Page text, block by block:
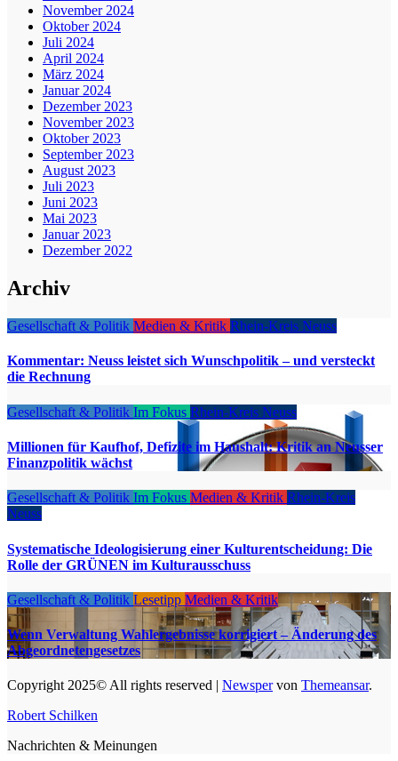
November 2024
Oktober 2024
Juli 2024
April 2024
März 2024
Januar 2024
Dezember 2023
November 2023
Oktober 2023
September 2023
August 2023
Juli 2023
Juni 2023
Mai 2023
Januar 2023
Dezember 2022
Archiv
Gesellschaft & Politik Medien & Kritik Rhein-Kreis Neuss
Kommentar: Neuss leistet sich Wunschpolitik – und versteckt
die Rechnung
Gesellschaft & Politik Im Fokus Rhein-Kreis Neuss
Millionen für Kaufhof, Defizite im Haushalt: Kritik an Neusser
Finanzpolitik wächst
Gesellschaft & Politik Im Fokus Medien & Kritik Rhein-Kreis
Neuss
Systematische Ideologisierung einer Kulturentscheidung: Die
Rolle der GRÜNEN im Kulturausschuss
Gesellschaft & Politik Lesetipp Medien & Kritik
Wenn Verwaltung Wahlergebnisse korrigiert – Änderung des
Abgeordnetengesetzes
Copyright 2025© All rights reserved | Newspervon Themeansar.
Robert Schilken
Nachrichten & Meinungen